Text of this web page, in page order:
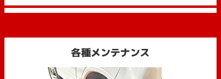
各種メンテナンス